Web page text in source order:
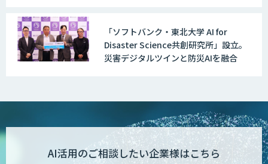
Explaza 生成AI Partner | AX
POPstation
「ソフトバンク・東北大学 AI for
Disaster Science共創研究所」設立。
災害デジタルツインと防災AIを融合
AI活用のご相談したい企業様はこちら